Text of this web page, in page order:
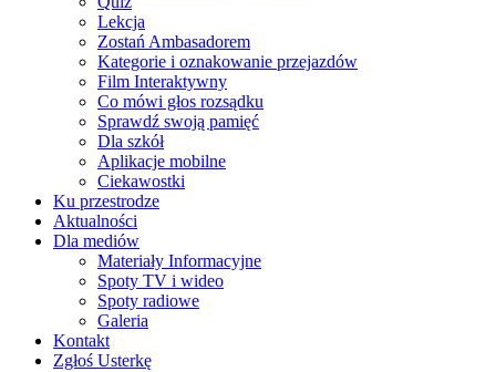
Lekcja
Zostań Ambasadorem
Kategorie i oznakowanie przejazdów
Film Interaktywny
Co mówi głos rozsądku
Sprawdź swoją pamięć
Dla szkół
Aplikacje mobilne
Ciekawostki
Ku przestrodze
Aktualności
Dla mediów
Materiały Informacyjne
Spoty TV i wideo
Spoty radiowe
Galeria
Kontakt
Zgłoś Usterkę